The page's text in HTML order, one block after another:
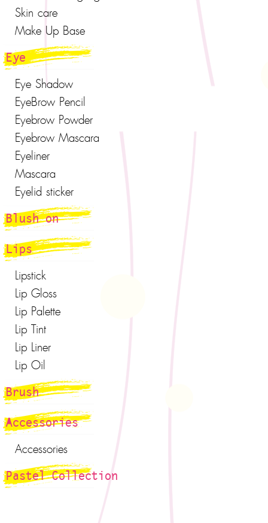
Skin care
Make Up Base
Eye
Eye Shadow
EyeBrow Pencil
Eyebrow Powder
Eyebrow Mascara
Eyeliner
Mascara
Eyelid sticker
Blush on
Lips
Lipstick
Lip Gloss
Lip Palette
Lip Tint
Lip Liner
Lip Oil
Brush
Accessories
Accessories
Pastel Collection